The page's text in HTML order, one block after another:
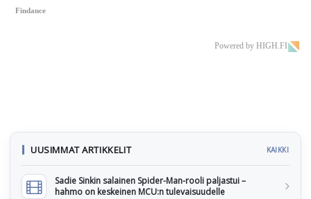
Findance
Powered by HIGH.FI
UUSIMMAT ARTIKKELIT KAIKKI
Sadie Sinkin salainen Spider-Man-rooli paljastui –
hahmo on keskeinen MCU:n tulevaisuudelle